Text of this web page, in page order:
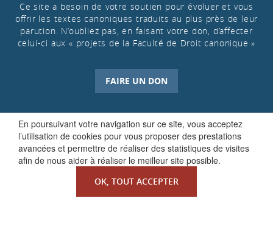
En poursuivant votre navigation sur ce site, vous acceptez
l’utilisation de cookies pour vous proposer des prestations
avancées et permettre de réaliser des statistiques de visites
afin de nous aider à réaliser le meilleur site possible.
OK, TOUT ACCEPTER
Ce site a besoin de votre soutien pour évoluer et vous
offrir les textes canoniques traduits au plus près de leur
parution. N’oubliez pas, en faisant votre don, d’affecter
celui-ci aux « projets de la Faculté de Droit canonique »
FAIRE UN DON